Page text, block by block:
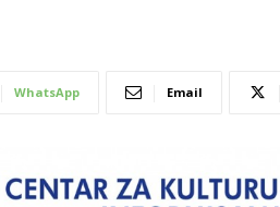
WhatsApp Email